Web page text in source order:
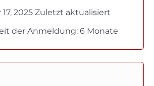
17, 2025 Zuletzt aktualisiert
der Anmeldung: 6 Monate